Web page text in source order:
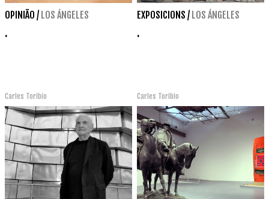
OPINIÃO / LOS ÁNGELES
.
Carles Toribio
EXPOSICIONS / LOS ÁNGELES
.
Carles Toribio